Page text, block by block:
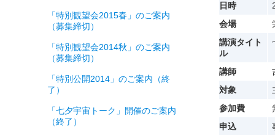
日時
会場
講演タイト
ル
講師
対象
参加費
申込
「特別観望会2015春」のご案内
（募集締切）
「特別観望会2014秋」のご案内
（募集締切）
「特別公開2014」のご案内（終
了）
「七夕宇宙トーク」開催のご案内
（終了）